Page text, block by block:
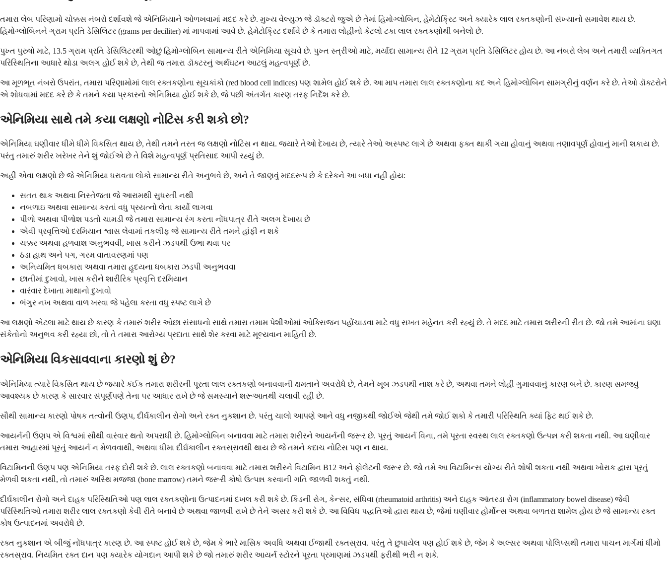
તમારા લેબ પરિણામો ચોક્કસ નંબરો દર્શાવશે જે એનિમિયાને ઓળખવામાં મદદ કરે છે. મુખ્ય વેલ્યુઝ જે ડૉક્ટરો જુએ છે તેમાં હિમોગ્લોબિન, હેમેટોક્રિટ અને ક્યારેક લાલ રક્તકણોની સંખ્યાનો સમાવેશ થાય છે.
હિમોગ્લોબિનને ગ્રામ પ્રતિ ડેસિલિટર (grams per deciliter) માં માપવામાં આવે છે. હેમેટોક્રિટ દર્શાવે છે કે તમારા લોહીનો કેટલો ટકા લાલ રક્તકણોથી બનેલો છે.
પુખ્ત પુરુષો માટે, 13.5 ગ્રામ પ્રતિ ડેસિલિટરથી ઓછું હિમોગ્લોબિન સામાન્ય રીતે એનિમિયા સૂચવે છે. પુખ્ત સ્ત્રીઓ માટે, મર્યાદા સામાન્ય રીતે 12 ગ્રામ પ્રતિ ડેસિલિટર હોય છે. આ નંબરો લેબ અને તમારી વ્યક્તિગત
પરિસ્થિતિના આધારે થોડા અલગ હોઈ શકે છે, તેથી જ તમારા ડૉક્ટરનું અર્થઘટન આટલું મહત્વપૂર્ણ છે.
આ મૂળભૂત નંબરો ઉપરાંત, તમારા પરિણામોમાં લાલ રક્તકણોના સૂચકાંકો (red blood cell indices) પણ શામેલ હોઈ શકે છે. આ માપ તમારા લાલ રક્તકણોના કદ અને હિમોગ્લોબિન સામગ્રીનું વર્ણન કરે છે. તેઓ ડૉક્ટરોને
એ શોધવામાં મદદ કરે છે કે તમને કયા પ્રકારનો એનિમિયા હોઈ શકે છે, જે પછી અંતર્ગત કારણ તરફ નિર્દેશ કરે છે.
એનિમિયા સાથે તમે કયા લક્ષણો નોટિસ કરી શકો છો?
એનિમિયા ઘણીવાર ધીમે ધીમે વિકસિત થાય છે, તેથી તમને તરત જ લક્ષણો નોટિસ ન થાય. જ્યારે તેઓ દેખાય છે, ત્યારે તેઓ અસ્પષ્ટ લાગે છે અથવા ફક્ત થાકી ગયા હોવાનું અથવા તણાવપૂર્ણ હોવાનું માની શકાય છે.
પરંતુ તમારું શરીર ખરેખર તેને શું જોઈએ છે તે વિશે મહત્વપૂર્ણ પ્રતિસાદ આપી રહ્યું છે.
અહીં એવા લક્ષણો છે જે એનિમિયા ધરાવતા લોકો સામાન્ય રીતે અનુભવે છે, અને તે જાણવું મદદરૂપ છે કે દરેકને આ બધા નહીં હોય:
સતત થાક અથવા નિસ્તેજતા જે આરામથી સુધરતી નથી
નબળાઇ અથવા સામાન્ય કરતાં વધુ પ્રયત્નો લેતા કાર્યો લાગવા
પીળો અથવા પીળોશ પડતો ચામડી જે તમારા સામાન્ય રંગ કરતા નોંધપાત્ર રીતે અલગ દેખાય છે
એવી પ્રવૃત્તિઓ દરમિયાન શ્વાસ લેવામાં તકલીફ જે સામાન્ય રીતે તમને હાંફી ન શકે
ચક્કર અથવા હળવાશ અનુભવવી, ખાસ કરીને ઝડપથી ઉભા થવા પર
ઠંડા હાથ અને પગ, ગરમ વાતાવરણમાં પણ
અનિયમિત ધબકારા અથવા તમારા હૃદયના ધબકારા ઝડપી અનુભવવા
છાતીમાં દુખાવો, ખાસ કરીને શારીરિક પ્રવૃત્તિ દરમિયાન
વારંવાર દેખાતા માથાનો દુખાવો
ભંગુર નખ અથવા વાળ ખરવા જે પહેલા કરતા વધુ સ્પષ્ટ લાગે છે
આ લક્ષણો એટલા માટે થાય છે કારણ કે તમારું શરીર ઓછા સંસાધનો સાથે તમારા તમામ પેશીઓમાં ઓક્સિજન પહોંચાડવા માટે વધુ સખત મહેનત કરી રહ્યું છે. તે મદદ માટે તમારા શરીરની રીત છે. જો તમે આમાંના ઘણા
સંકેતોનો અનુભવ કરી રહ્યા છો, તો તે તમારા આરોગ્ય પ્રદાતા સાથે શેર કરવા માટે મૂલ્યવાન માહિતી છે.
એનિમિયા વિકસાવવાના કારણો શું છે?
એનિમિયા ત્યારે વિકસિત થાય છે જ્યારે કંઈક તમારા શરીરની પૂરતા લાલ રક્તકણો બનાવવાની ક્ષમતાને અવરોધે છે, તેમને ખૂબ ઝડપથી નાશ કરે છે, અથવા તમને લોહી ગુમાવવાનું કારણ બને છે. કારણ સમજવું
આવશ્યક છે કારણ કે સારવાર સંપૂર્ણપણે તેના પર આધાર રાખે છે જે સમસ્યાને શરૂઆતથી ચલાવી રહી છે.
સૌથી સામાન્ય કારણો પોષક તત્વોની ઉણપ, દીર્ઘકાલીન રોગો અને રક્ત નુકશાન છે. પરંતુ ચાલો આપણે આને વધુ નજીકથી જોઈએ જેથી તમે જોઈ શકો કે તમારી પરિસ્થિતિ ક્યાં ફિટ થઈ શકે છે.
આયર્નની ઉણપ એ વિશ્વમાં સૌથી વારંવાર થતો અપરાધી છે. હિમોગ્લોબિન બનાવવા માટે તમારા શરીરને આયર્નની જરૂર છે. પૂરતું આયર્ન વિના, તમે પૂરતા સ્વસ્થ લાલ રક્તકણો ઉત્પન્ન કરી શકતા નથી. આ ઘણીવાર
તમારા આહારમાં પૂરતું આયર્ન ન મેળવવાથી, અથવા ધીમા દીર્ઘકાલીન રક્તસ્રાવથી થાય છે જે તમને કદાચ નોટિસ પણ ન થાય.
વિટામિનની ઉણપ પણ એનિમિયા તરફ દોરી શકે છે. લાલ રક્તકણો બનાવવા માટે તમારા શરીરને વિટામિન B12 અને ફોલેટની જરૂર છે. જો તમે આ વિટામિન્સ યોગ્ય રીતે શોષી શકતા નથી અથવા ખોરાક દ્વારા પૂરતું
મેળવી શકતા નથી, તો તમારું અસ્થિ મજ્જા (bone marrow) તમને જરૂરી કોષો ઉત્પન્ન કરવાની ગતિ જાળવી શકતું નથી.
દીર્ઘકાલીન રોગો અને દાહક પરિસ્થિતિઓ પણ લાલ રક્તકણોના ઉત્પાદનમાં દખલ કરી શકે છે. કિડની રોગ, કેન્સર, સંધિવા (rheumatoid arthritis) અને દાહક આંતરડા રોગ (inflammatory bowel disease) જેવી
પરિસ્થિતિઓ તમારા શરીર લાલ રક્તકણો કેવી રીતે બનાવે છે અથવા જાળવી રાખે છે તેને અસર કરી શકે છે. આ વિવિધ પદ્ધતિઓ દ્વારા થાય છે, જેમાં ઘણીવાર હોર્મોન્સ અથવા બળતરા શામેલ હોય છે જે સામાન્ય રક્ત
કોષ ઉત્પાદનમાં અવરોધે છે.
રક્ત નુકશાન એ બીજું નોંધપાત્ર કારણ છે. આ સ્પષ્ટ હોઈ શકે છે, જેમ કે ભારે માસિક અવધિ અથવા ઈજાથી રક્તસ્રાવ. પરંતુ તે છુપાયેલ પણ હોઈ શકે છે, જેમ કે અલ્સર અથવા પોલિપ્સથી તમારા પાચન માર્ગમાં ધીમો
રક્તસ્રાવ. નિયમિત રક્ત દાન પણ ક્યારેક યોગદાન આપી શકે છે જો તમારું શરીર આયર્ન સ્ટોરને પૂરતા પ્રમાણમાં ઝડપથી ફરીથી ભરી ન શકે.